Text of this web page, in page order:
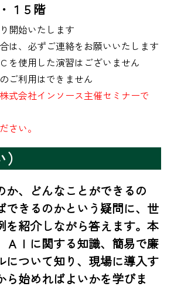
１５階
開始いたします
は、必ずご連絡をお願いいたします
を使用した演習はございません
式会社インソース主催セミナーで
さい。
か、どんなことができるの
できるのかという疑問に、世
を紹介しながら答えます。本
ＡＩに関する知識、簡易で廉
について知り、現場に導入す
ら始めればよいかを学びま